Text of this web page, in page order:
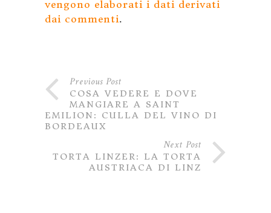
vengono elaborati i dati derivati
dai commenti.
Previous Post
COSA VEDERE E DOVE
MANGIARE A SAINT
EMILION: CULLA DEL VINO DI
BORDEAUX
Next Post
TORTA LINZER: LA TORTA
AUSTRIACA DI LINZ